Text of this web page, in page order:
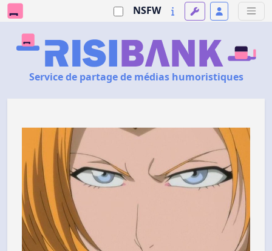
NSFW
Service de partage de médias humoristiques